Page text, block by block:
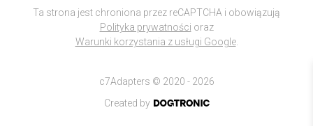
Ta strona jest chroniona przez reCAPTCHA i obowiązują
Polityka prywatności oraz
Warunki korzystania z usługi Google.
c7Adapters © 2020 - 2026
Created by